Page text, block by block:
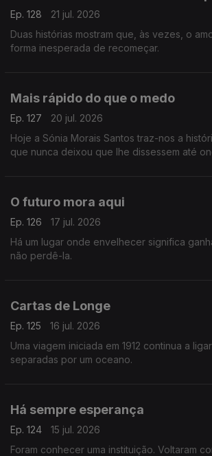
Ep. 128
21 jul. 2026
Duas histórias mostram que, às vezes, o
forma inesperada de recomeçar.
Mais rápido do que o medo
Ep. 127
20 jul. 2026
Hoje a Sónia Morais Santos traz-nos a
que nunca deixou que lhe dissessem até
O futuro mora aqui
Ep. 126
17 jul. 2026
Há um lugar onde envelhecer significa
não perdê-la.
Cartas de Longe
Ep. 125
16 jul. 2026
Uma viagem iniciada em 1912 continua a
separadas por um oceano.
Há sempre esperança
Ep. 124
15 jul. 2026
Foram conhecer uma instituição. Voltaram